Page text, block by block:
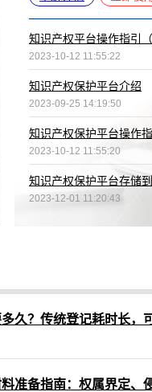
知识产权平台操作指引（
2023-10-12 11:55:22
知识产权保护平台介绍
2023-09-25 14:19:50
知识产权保护平台操作
2023-10-12 11:55:20
知识产权保护平台存储
2023-12-01 11:20:43
久？传统登记耗时长，